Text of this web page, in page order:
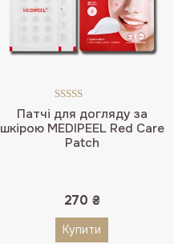
Патчі для догляду за
шкірою MEDIPEEL Red Care
Patch
Оцінено в
5.00з 5
270 ₴
Купити